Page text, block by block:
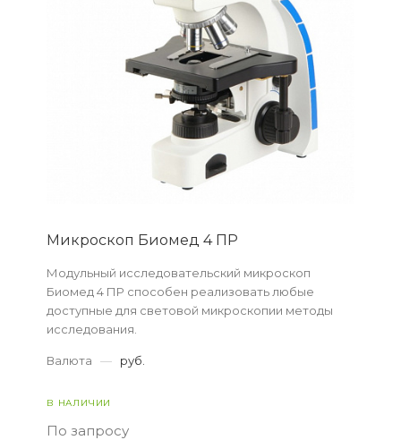
Микpоскоп Биомед 4 ПР
Модульный исследовательский микроскоп
Биомед 4 ПР способен реализовать любые
доступные для световой микроскопии методы
исследования.
Валюта — руб.
В НАЛИЧИИ
По запросу